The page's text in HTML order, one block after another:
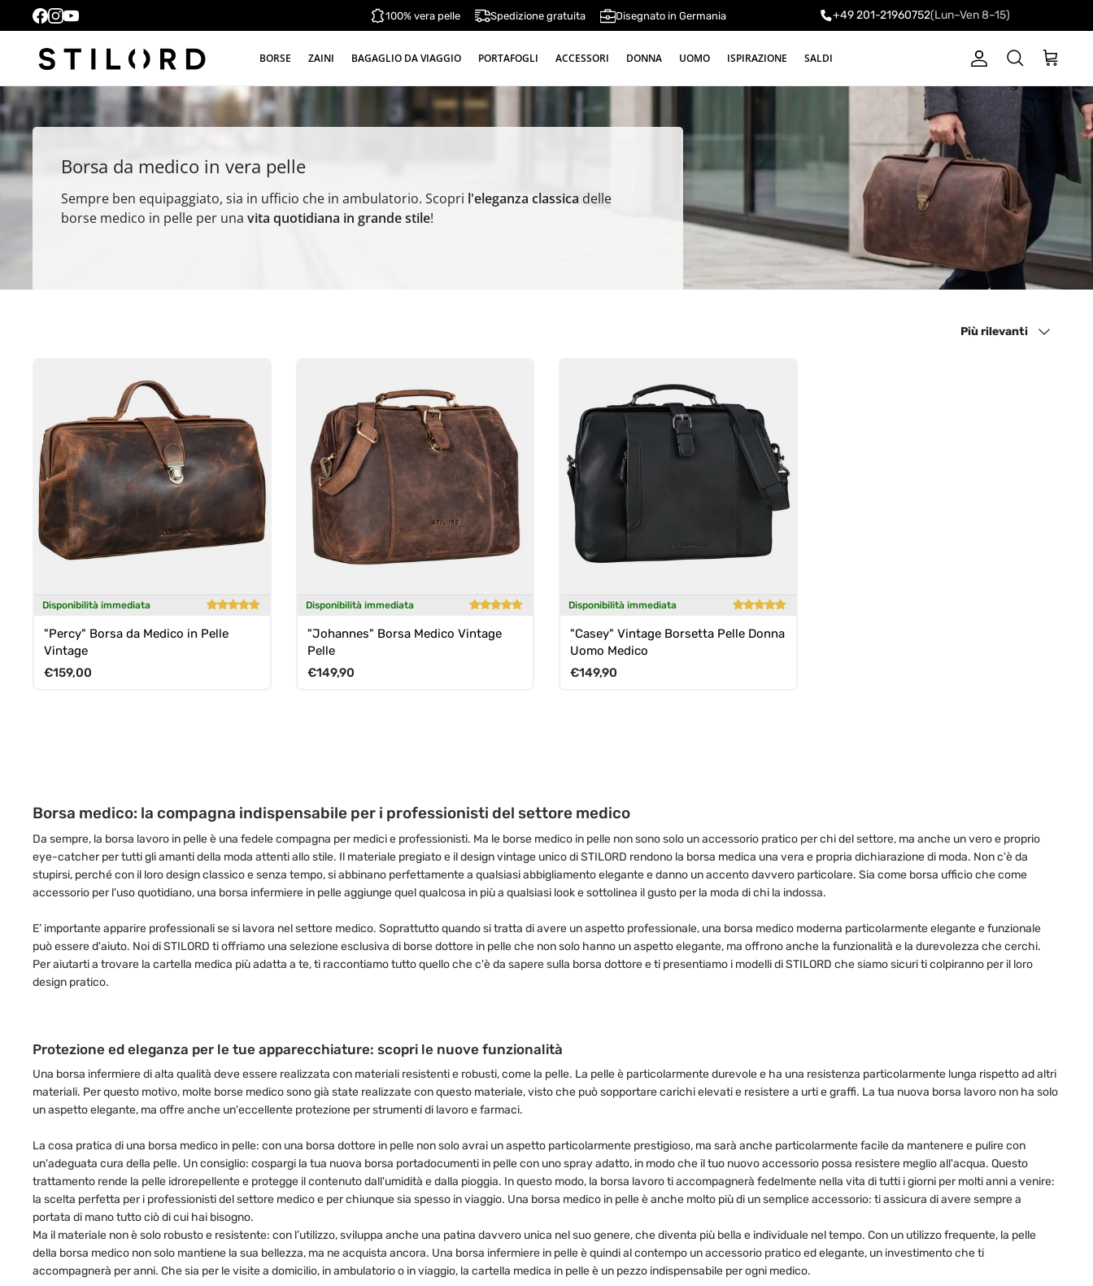
100% vera pelle Spedizione gratuita Disegnato in Germania +49 201-21960752(Lun–Ven 8–15)
BORSE ZAINI BAGAGLIO DA VIAGGIO PORTAFOGLI ACCESSORI DONNA UOMO ISPIRAZIONE SALDI Account
Cerca Carrello
Borsa da medico in vera pelle
Sempre ben equipaggiato, sia in ufficio che in ambulatorio. Scopri l'eleganza classica delle
borse medico in pelle per una vita quotidiana in grande stile!
Più rilevanti
Disponibilità immediata
"Percy" Borsa da Medico in Pelle
Vintage
Prezzo normale
€159,00
Disponibilità immediata
"Johannes" Borsa Medico Vintage
Pelle
Prezzo normale
€149,90
Disponibilità immediata
"Casey" Vintage Borsetta Pelle Donna
Uomo Medico
Prezzo normale
€149,90
Borsa medico: la compagna indispensabile per i professionisti del settore medico
Da sempre, la borsa lavoro in pelle è una fedele compagna per medici e professionisti. Ma le borse medico in pelle non sono solo un accessorio pratico per chi del settore, ma anche un vero e proprio
eye-catcher per tutti gli amanti della moda attenti allo stile. Il materiale pregiato e il design vintage unico di STILORD rendono la borsa medica una vera e propria dichiarazione di moda. Non c'è da
stupirsi, perché con il loro design classico e senza tempo, si abbinano perfettamente a qualsiasi abbigliamento elegante e danno un accento davvero particolare. Sia come borsa ufficio che come
accessorio per l'uso quotidiano, una borsa infermiere in pelle aggiunge quel qualcosa in più a qualsiasi look e sottolinea il gusto per la moda di chi la indossa.
E’ importante apparire professionali se si lavora nel settore medico. Soprattutto quando si tratta di avere un aspetto professionale, una borsa medico moderna particolarmente elegante e funzionale
può essere d'aiuto. Noi di STILORD ti offriamo una selezione esclusiva di borse dottore in pelle che non solo hanno un aspetto elegante, ma offrono anche la funzionalità e la durevolezza che cerchi.
Per aiutarti a trovare la cartella medica più adatta a te, ti raccontiamo tutto quello che c'è da sapere sulla borsa dottore e ti presentiamo i modelli di STILORD che siamo sicuri ti colpiranno per il loro
design pratico.
Protezione ed eleganza per le tue apparecchiature: scopri le nuove funzionalità
Una borsa infermiere di alta qualità deve essere realizzata con materiali resistenti e robusti, come la pelle. La pelle è particolarmente durevole e ha una resistenza particolarmente lunga rispetto ad altri
materiali. Per questo motivo, molte borse medico sono già state realizzate con questo materiale, visto che può sopportare carichi elevati e resistere a urti e graffi. La tua nuova borsa lavoro non ha solo
un aspetto elegante, ma offre anche un'eccellente protezione per strumenti di lavoro e farmaci.
La cosa pratica di una borsa medico in pelle: con una borsa dottore in pelle non solo avrai un aspetto particolarmente prestigioso, ma sarà anche particolarmente facile da mantenere e pulire con
un'adeguata cura della pelle. Un consiglio: cospargi la tua nuova borsa portadocumenti in pelle con uno spray adatto, in modo che il tuo nuovo accessorio possa resistere meglio all'acqua. Questo
trattamento rende la pelle idrorepellente e protegge il contenuto dall'umidità e dalla pioggia. In questo modo, la borsa lavoro ti accompagnerà fedelmente nella vita di tutti i giorni per molti anni a venire:
la scelta perfetta per i professionisti del settore medico e per chiunque sia spesso in viaggio. Una borsa medico in pelle è anche molto più di un semplice accessorio: ti assicura di avere sempre a
portata di mano tutto ciò di cui hai bisogno.
Ma il materiale non è solo robusto e resistente: con l’utilizzo, sviluppa anche una patina davvero unica nel suo genere, che diventa più bella e individuale nel tempo. Con un utilizzo frequente, la pelle
della borsa medico non solo mantiene la sua bellezza, ma ne acquista ancora. Una borsa infermiere in pelle è quindi al contempo un accessorio pratico ed elegante, un investimento che ti
accompagnerà per anni. Che sia per le visite a domicilio, in ambulatorio o in viaggio, la cartella medica in pelle è un pezzo indispensabile per ogni medico.